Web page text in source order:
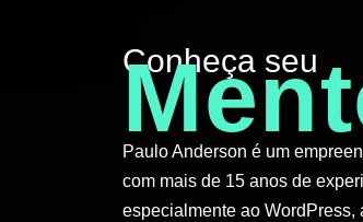
Conheça seu
Paulo Anderson é um
com mais de 15 anos de
especialmente ao